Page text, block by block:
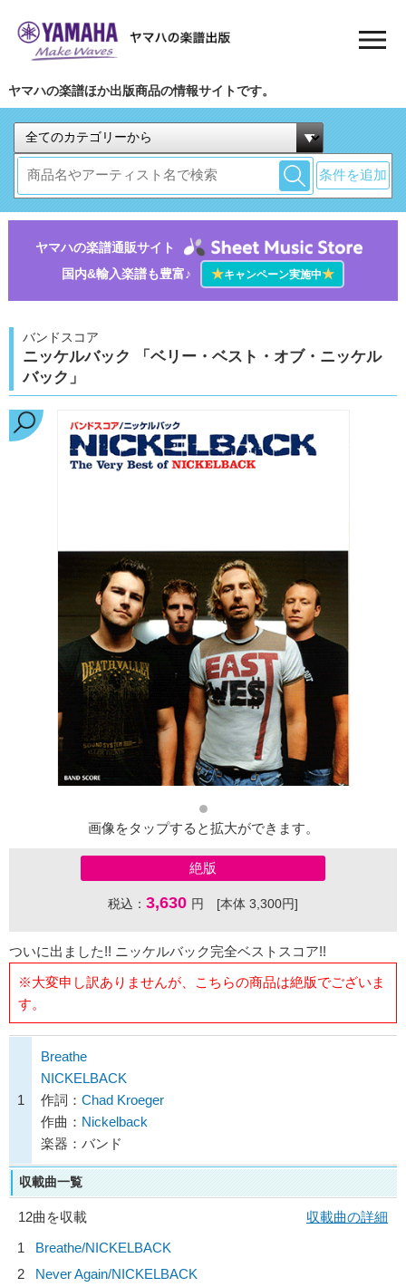
ヤマハの楽譜ほか出版商品の情報サイトです。
条件を追加
ヤマハの楽譜通販サイト
国内&輸入楽譜も豊富♪
★キャンペーン実施中★
バンドスコア
ニッケルバック 「ベリー・ベスト・オブ・ニッケル
バック」
画像をタップすると拡大ができます。
絶版
税込： 3,630 円 [本体 3,300円]
ついに出ました!! ニッケルバック完全ベストスコア!!
※大変申し訳ありませんが、こちらの商品は絶版でございま
す。
1
Breathe
NICKELBACK
作詞： Chad Kroeger
作曲： Nickelback
楽器：バンド
収載曲一覧
12曲を収載
収載曲の詳細
1
Breathe/NICKELBACK
2
Never Again/NICKELBACK